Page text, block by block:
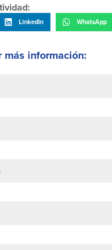
LinkedIn WhatsApp
más información: